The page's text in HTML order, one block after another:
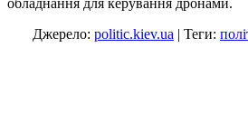
обладнання для керування дронами.
Джерело: politic.kiev.ua | Теги: